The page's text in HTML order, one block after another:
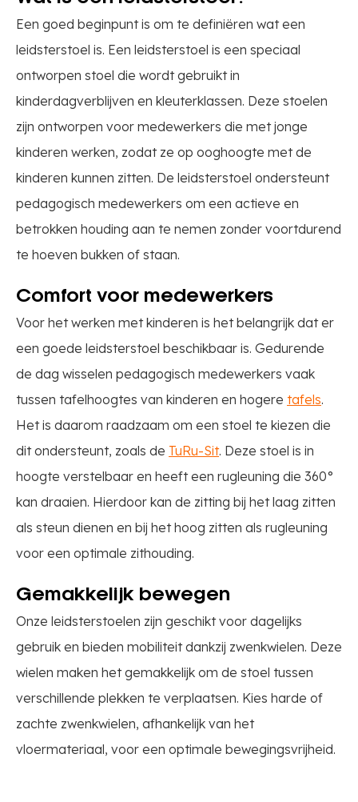
Een goed beginpunt is om te definiëren wat een
leidsterstoel is. Een leidsterstoel is een speciaal
ontworpen stoel die wordt gebruikt in
kinderdagverblijven en kleuterklassen. Deze stoelen
zijn ontworpen voor medewerkers die met jonge
kinderen werken, zodat ze op ooghoogte met de
kinderen kunnen zitten. De leidsterstoel ondersteunt
pedagogisch medewerkers om een actieve en
betrokken houding aan te nemen zonder voortdurend
te hoeven bukken of staan.
Comfort voor medewerkers
Voor het werken met kinderen is het belangrijk dat er
een goede leidsterstoel beschikbaar is. Gedurende
de dag wisselen pedagogisch medewerkers vaak
tussen tafelhoogtes van kinderen en hogere tafels.
Het is daarom raadzaam om een stoel te kiezen die
dit ondersteunt, zoals de TuRu-Sit. Deze stoel is in
hoogte verstelbaar en heeft een rugleuning die 360°
kan draaien. Hierdoor kan de zitting bij het laag zitten
als steun dienen en bij het hoog zitten als rugleuning
voor een optimale zithouding.
Gemakkelijk bewegen
Onze leidsterstoelen zijn geschikt voor dagelijks
gebruik en bieden mobiliteit dankzij zwenkwielen. Deze
wielen maken het gemakkelijk om de stoel tussen
verschillende plekken te verplaatsen. Kies harde of
zachte zwenkwielen, afhankelijk van het
vloermateriaal, voor een optimale bewegingsvrijheid.